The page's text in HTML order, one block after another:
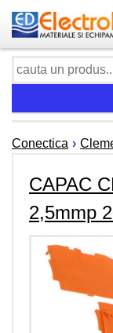
Conectica ›
CAPAC
2,5mmp